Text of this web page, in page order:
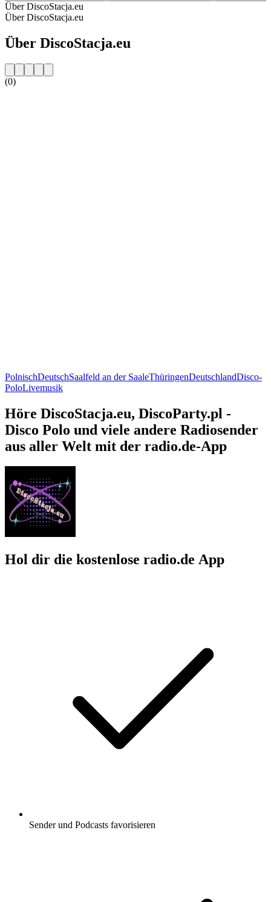
Über DiscoStacja.eu
Über DiscoStacja.eu
Über DiscoStacja.eu
(0)
PolnischDeutschSaalfeld an der SaaleThüringenDeutschlandDisco-
PoloLivemusik
Höre DiscoStacja.eu, DiscoParty.pl -
Disco Polo und viele andere Radiosender
aus aller Welt mit der radio.de-App
Hol dir die kostenlose radio.de App
Sender und Podcasts favorisieren